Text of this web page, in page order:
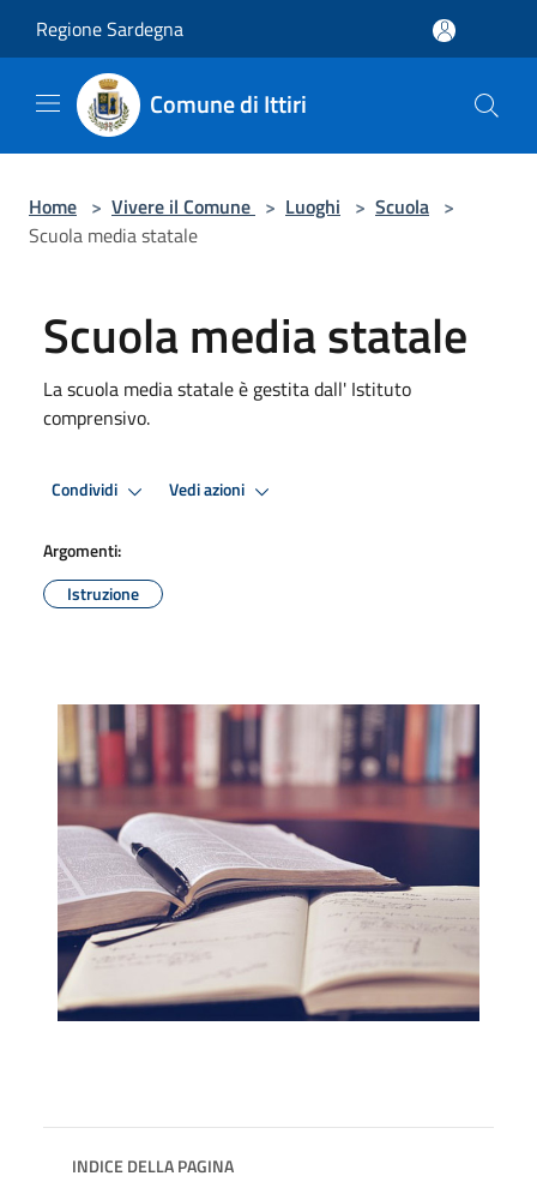
Regione Sardegna
Comune di Ittiri
Home > Vivere il Comune > Luoghi > Scuola >
Scuola media statale
Scuola media statale
La scuola media statale è gestita dall' Istituto
comprensivo.
Condividi Vedi azioni
Argomenti:
Istruzione
INDICE DELLA PAGINA